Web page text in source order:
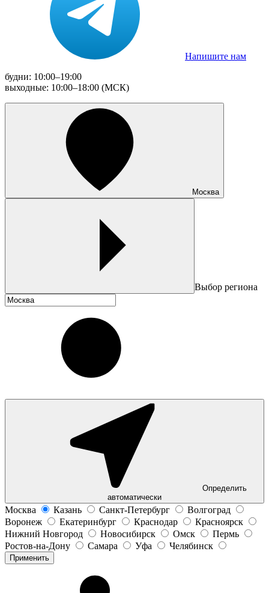
Напишите нам
будни: 10:00–19:00
выходные: 10:00–18:00 (МСК)
Москва
Выбор региона
Определить
автоматически
Москва Казань Санкт-Петербург
Волгоград
Воронеж
Екатеринбург Краснодар
Красноярск
Нижний Новгород
Новосибирск Омск
Пермь
Ростов-на-Дону
Самара Уфа Челябинск
Применить